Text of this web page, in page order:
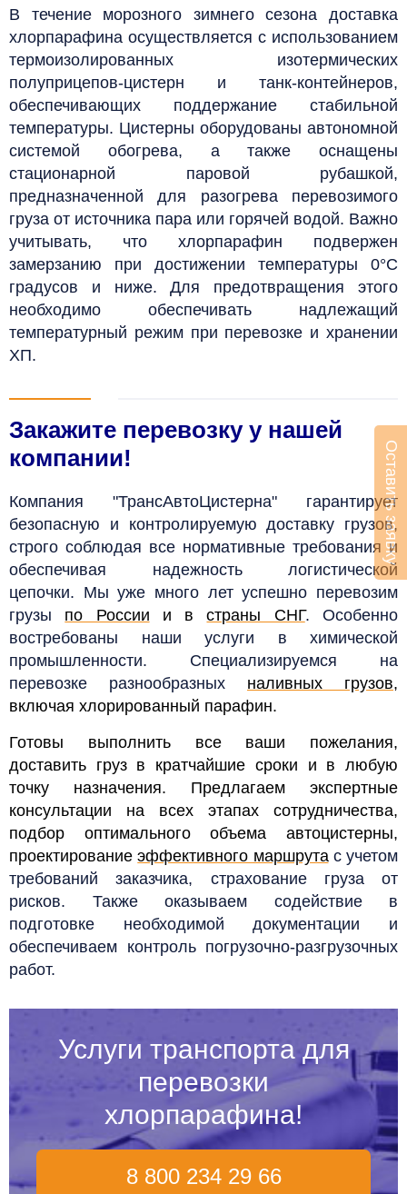
В течение морозного зимнего сезона доставка
хлорпарафина осуществляется с использованием
термоизолированных изотермических
полуприцепов-цистерн и танк-контейнеров,
обеспечивающих поддержание стабильной
температуры. Цистерны оборудованы автономной
системой обогрева, а также оснащены
стационарной паровой рубашкой,
предназначенной для разогрева перевозимого
груза от источника пара или горячей водой. Важно
учитывать, что хлорпарафин подвержен
замерзанию при достижении температуры 0°С
градусов и ниже. Для предотвращения этого
необходимо обеспечивать надлежащий
температурный режим при перевозке и хранении
ХП.
Закажите перевозку у нашей
компании!
Компания "ТрансАвтоЦистерна" гарантирует
безопасную и контролируемую доставку грузов,
строго соблюдая все нормативные требования и
обеспечивая надежность логистической
цепочки. Мы уже много лет успешно перевозим
грузы по России и встраны СНГ. Особенно
востребованы наши услуги в химической
промышленности. Специализируемся на
перевозке разнообразных наливных грузов,
включая хлорированный парафин.
Готовы выполнить все ваши пожелания,
доставить груз в кратчайшие сроки и в любую
точку назначения. Предлагаем экспертные
консультации на всех этапах сотрудничества,
подбор оптимального объема автоцистерны,
проектированиеэффективного маршрута с учетом
требований заказчика, страхование груза от
рисков. Также оказываем содействие в
подготовке необходимой документации и
обеспечиваем контроль погрузочно-разгрузочных
работ.
Услуги транспорта для
перевозки
хлорпарафина!
8 800 234 29 66
Оставить заявку